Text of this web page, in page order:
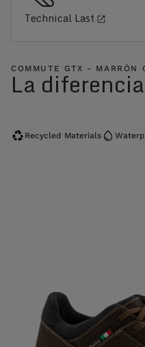
Technical Last
COMMUTE GTX - MARRÓN
La
Recycled Materials